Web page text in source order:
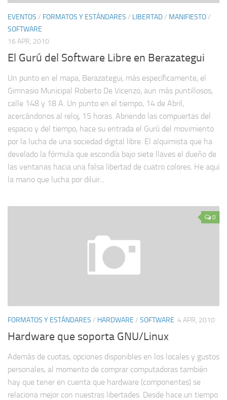
EVENTOS / FORMATOS Y ESTÁNDARES / LIBERTAD/ MANIFIESTO/
SOFTWARE
16 APR, 2010
El Gurú del Software Libre en Berazategui
Un punto en el mapa, Berazategui, más específicamente, el
Gimnasio Municipal Roberto De Vicenzo, aun más puntillosos,
calle 148 y 18 A. Un punto en el tiempo, 14 de Abril,
acercándonos al reloj, 15 horas. Abriendo las compuertas del
espacio y del tiempo, hace su entrada el Gurú del movimiento
por la lucha de una sociedad digital libre. El alquimista que ha
develado la fórmula que escondía bajo siete llaves el dueño de
las ventanas hacia una falsa libertad de cuatro colores. He aquí
la mano que lucha por diluir...
0
FORMATOS Y ESTÁNDARES / HARDWARE / SOFTWARE 4 APR, 2010
Hardware que soporta GNU/Linux
Además de cuotas, opciones disponibles en los locales y gustos
personales, al momento de comprar computadoras también
hay que tener en cuenta que hardware (componentes) se
relaciona mejor con nuestras libertades. Desde hace un tiempo